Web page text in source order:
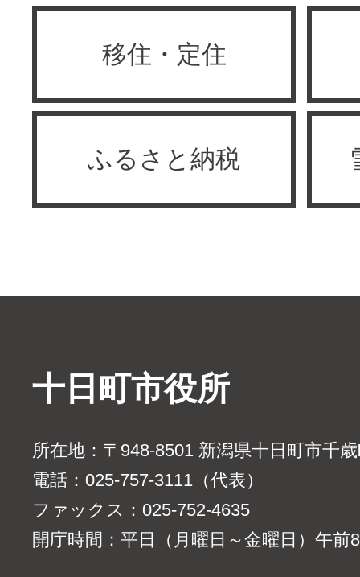
移住・定住
ふるさと納税
十日町市役所
所在地：〒948-8501 新潟県十日町市千
電話：025-757-3111（代表）
ファックス：025-752-4635
開庁時間：平日（月曜日～金曜日）午前